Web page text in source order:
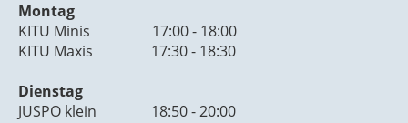
Montag
KITU Minis 17:00 - 18:00
KITU Maxis 17:30 - 18:30
Dienstag
JUSPO klein 18:50 - 20:00